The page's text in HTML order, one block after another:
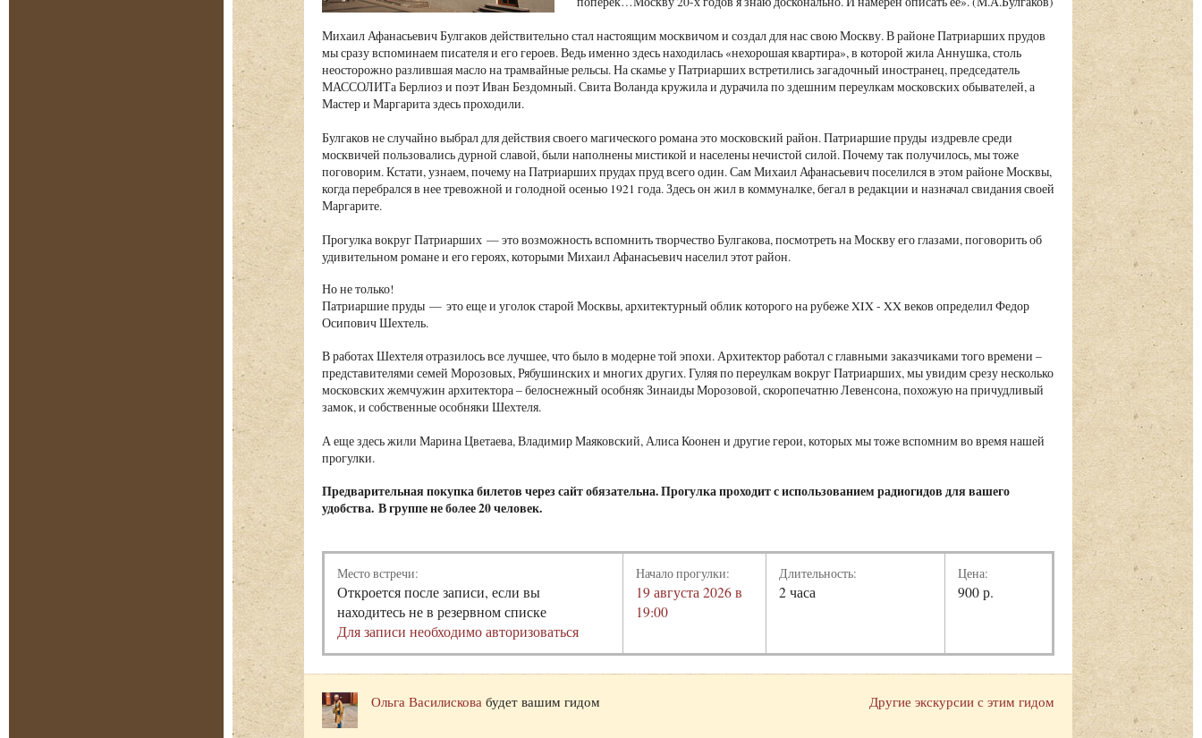
Михаил Афанасьевич Булгаков действительно стал настоящим москвичом и создал для нас свою Москву. В районе Патриарших прудов
мы сразу вспоминаем писателя и его героев. Ведь именно здесь находилась «нехорошая квартира», в которой жила Аннушка, столь
неосторожно разлившая масло на трамвайные рельсы. На скамье у Патриарших встретились загадочный иностранец, председатель
МАССОЛИТа Берлиоз и поэт Иван Бездомный. Свита Воланда кружила и дурачила по здешним переулкам московских обывателей, а
Мастер и Маргарита здесь проходили.
Булгаков не случайно выбрал для действия своего магического романа это московский район. Патриаршие пруды издревле среди
москвичей пользовались дурной славой, были наполнены мистикой и населены нечистой силой. Почему так получилось, мы тоже
поговорим. Кстати, узнаем, почему на Патриарших прудах пруд всего один. Сам Михаил Афанасьевич поселился в этом районе Москвы,
когда перебрался в нее тревожной и голодной осенью 1921 года. Здесь он жил в коммуналке, бегал в редакции и назначал свидания своей
Маргарите.
Прогулка вокруг Патриарших — это возможность вспомнить творчество Булгакова, посмотреть на Москву его глазами, поговорить об
удивительном романе и его героях, которыми Михаил Афанасьевич населил этот район.
Но не только!
Патриаршие пруды — это еще и уголок старой Москвы, архитектурный облик которого на рубеже XIX - XX веков определил Федор
Осипович Шехтель.
В работах Шехтеля отразилось все лучшее, что было в модерне той эпохи. Архитектор работал с главными заказчиками того времени –
представителями семей Морозовых, Рябушинских и многих других. Гуляя по переулкам вокруг Патриарших, мы увидим срезу несколько
московских жемчужин архитектора – белоснежный особняк Зинаиды Морозовой, скоропечатню Левенсона, похожую на причудливый
замок, и собственные особняки Шехтеля.
А еще здесь жили Марина Цветаева, Владимир Маяковский, Алиса Коонен и другие герои, которых мы тоже вспомним во время нашей
прогулки.
Предварительная покупка билетов через сайт обязательна. Прогулка проходит с использованием радиогидов для вашего
удобства. В группе не более 20 человек.
Место встречи:
Откроется после записи, если вы
находитесь не в резервном списке
Для записи необходимо авторизоваться
Начало прогулки:
19 августа 2026 в
19:00
Длительность:
2 часа
Цена:
900 р.
Другие экскурсии с этим гидом
Ольга Василискова будет вашим гидом